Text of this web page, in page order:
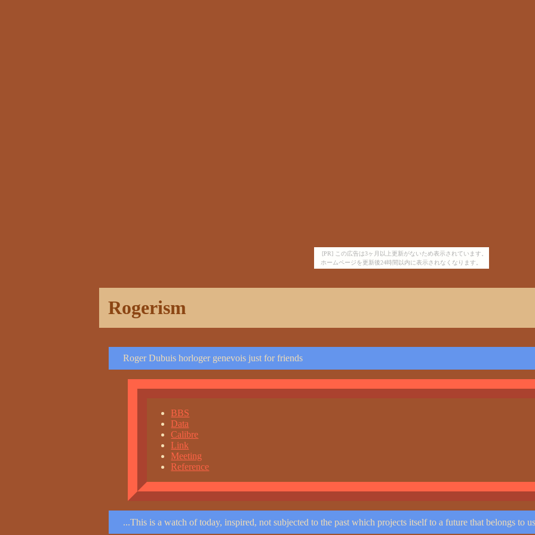
[PR] この広告は3ヶ月以上更新がないため表示されています。
ホームページを更新後24時間以内に表示されなくなります。
Rogerism
Roger Dubuis horloger genevois just for friends
BBS
Data
Calibre
Link
Meeting
Reference
...This is a watch of today, inspired, not subjected to the past which projects itself to a future that belongs to